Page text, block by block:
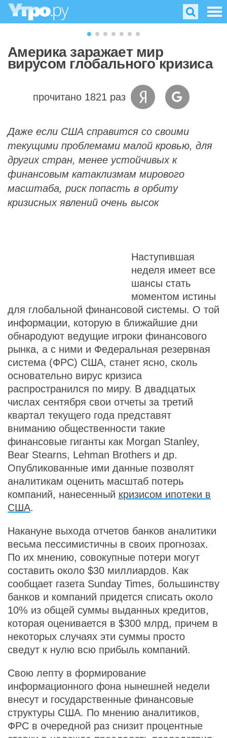
Америка заражает мир
вирусом глобального кризиса
прочитано 1821 раз
Даже если США справится со своими
текущими проблемами малой кровью, для
других стран, менее устойчивых к
финансовым катаклизмам мирового
масштаба, риск попасть в орбиту
кризисных явлений очень высок
Наступившая
неделя имеет все
шансы стать
моментом истины
для глобальной финансовой системы. О той
информации, которую в ближайшие дни
обнародуют ведущие игроки финансового
рынка, а с ними и Федеральная резервная
система (ФРС) США, станет ясно, сколь
основательно вирус кризиса
распространился по миру. В двадцатых
числах сентября свои отчеты за третий
квартал текущего года представят
вниманию общественности такие
финансовые гиганты как Morgan Stanley,
Bear Stearns, Lehman Brothers и др.
Опубликованные ими данные позволят
аналитикам оценить масштаб потерь
компаний, нанесенный кризисом ипотеки в
США.
Накануне выхода отчетов банков аналитики
весьма пессимистичны в своих прогнозах.
По их мнению, совокупные потери могут
составить около $30 миллиардов. Как
сообщает газета Sunday Times, большинству
банков и компаний придется списать около
10% из общей суммы выданных кредитов,
которая оценивается в $300 млрд, причем в
некоторых случаях эти суммы просто
сведут к нулю всю прибыль компаний.
Свою лепту в формирование
информационного фона нынешней недели
внесут и государственные финансовые
структуры США. По мнению аналитиков,
ФРС в очередной раз снизит процентные